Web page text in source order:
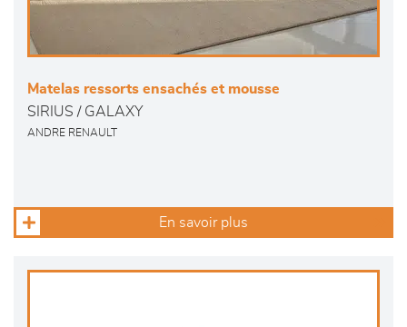
Matelas ressorts ensachés et mousse
SIRIUS / GALAXY
ANDRE RENAULT
En savoir plus